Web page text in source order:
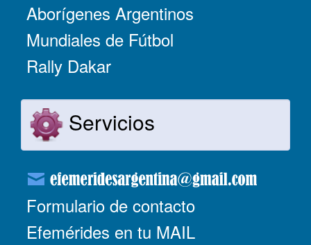
Aborígenes Argentinos
Mundiales de Fútbol
Rally Dakar
Servicios
Formulario de contacto
Efemérides en tu MAIL